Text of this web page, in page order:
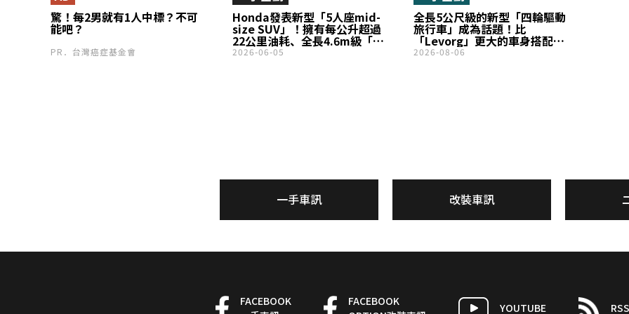
驚！每2男就有1人中標？不可
能吧？
PR．台灣癌症基金會
Honda發表新型「5人座mid-
size SUV」！擁有每公升超過
22公里油耗、全長4.6m級「流
線造型」！還有如sedan般的
2026-06-05
全長5公尺級的新型「四輪驅動
旅行車」成為話題！比
「Levorg」更大的車身搭配
「272匹馬力」引擎，網友表示
2026-08-06
一手車訊 改裝車訊
FACEBOOK
FACEBOOK
YOUTUBE RSS